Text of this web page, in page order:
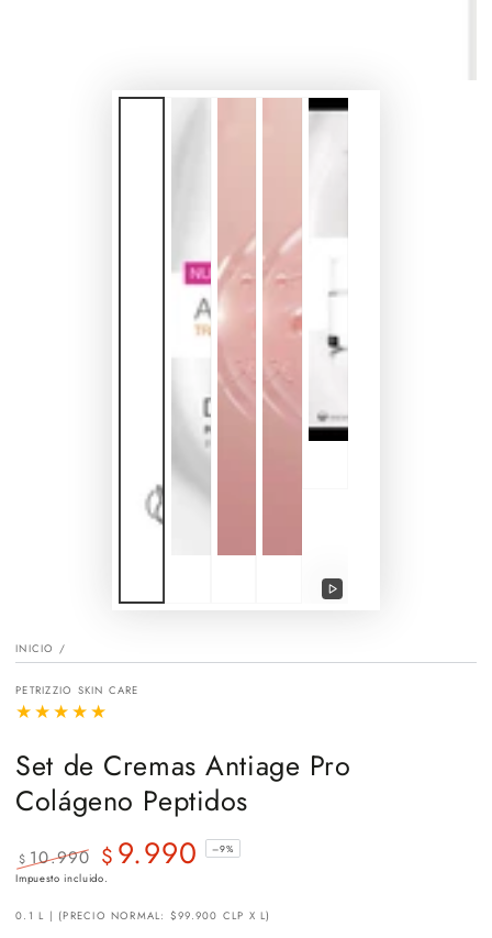
Reproducir
INICIO /
PETRIZZIO SKIN CARE
Set de Cremas Antiage Pro
Colágeno Peptidos
Precio
$ 10.990
Precio
venta
$ 9.990 –9%
Impuesto incluido.
0.1 L | (PRECIO NORMAL: $99.900 CLP X L)